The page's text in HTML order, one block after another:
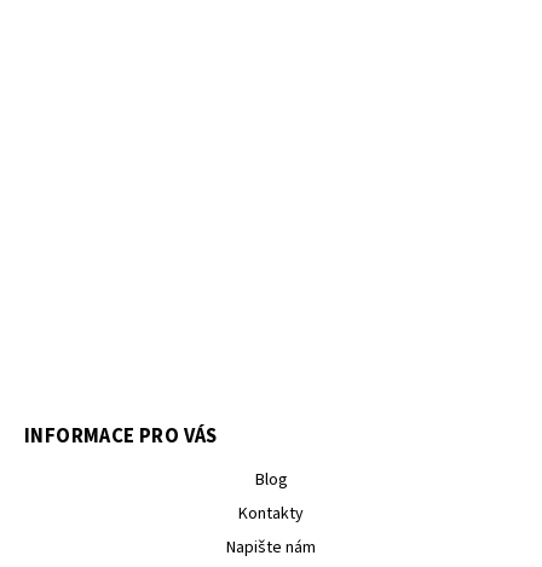
INFORMACE PRO VÁS
Blog
Kontakty
Napište nám